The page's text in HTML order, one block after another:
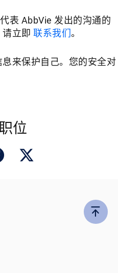
表 AbbVie 发出的沟通的
立即 联系我们。
来保护自己。您的安全对
位